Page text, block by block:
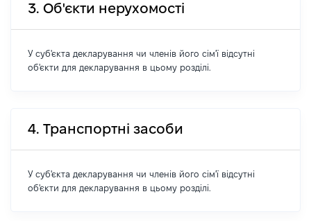
3. Об'єкти нерухомості
У суб'єкта декларування чи членів його сім'ї відсутні
об'єкти для декларування в цьому розділі.
4. Транспортні засоби
У суб'єкта декларування чи членів його сім'ї відсутні
об'єкти для декларування в цьому розділі.